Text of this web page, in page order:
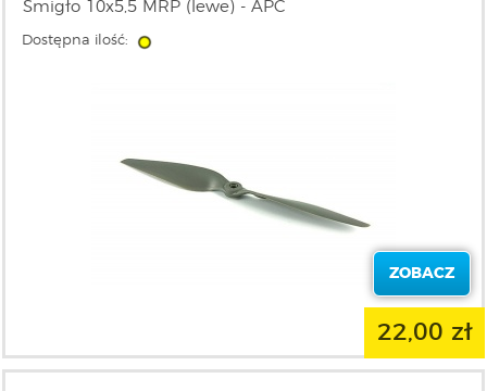
Śmigło 10x5,5 MRP (lewe) - APC
Dostępna ilość:
ZOBACZ
22,00 zł